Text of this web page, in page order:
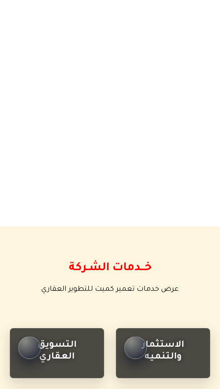
خــــدمات الشــركة
عرض خدمات تعمير كميت للتطوير العقاري
الاستثمار
والتنميه
التسويق
العقاري